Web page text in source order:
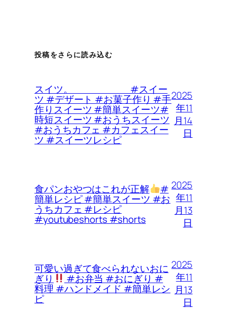
投稿をさらに読み込む
スイツ。 #スイー
ツ #デザート #お菓子作り #手
作りスイーツ #簡単スイーツ#
時短スイーツ #おうちスイーツ
#おうちカフェ #カフェスイー
ツ #スイーツレシピ
2025
年11
月14
日
食パンおやつはこれが正解 #
簡単レシピ #簡単スイーツ #お
うちカフェ #レシピ
#youtubeshorts #shorts
2025
年11
月13
日
可愛い過ぎて食べられないおに
ぎり #お弁当 #おにぎり #
料理 #ハンドメイド #簡単レシ
ピ
2025
年11
月13
日